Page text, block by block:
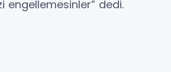
engellemesinler” dedi.